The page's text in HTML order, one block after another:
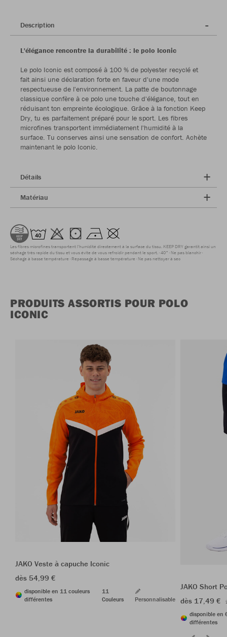
Description
L'élégance rencontre la durabilité : le polo Iconic
Le polo Iconic est composé à 100 % de polyester recyclé et
fait ainsi une déclaration forte en faveur d'une mode
respectueuse de l'environnement. La patte de boutonnage
classique confère à ce polo une touche d'élégance, tout en
réduisant ton empreinte écologique. Grâce à la fonction Keep
Dry, tu es parfaitement préparé pour le sport. Les fibres
microfines transportent immédiatement l'humidité à la
surface. Tu conserves ainsi une sensation de confort. Achète
maintenant le polo Iconic.
Détails
Matériau
Les fibres microfines transportent l'humidité directement à la surface du tissu. KEEP DRY garantit ainsi un
séchage très rapide du tissu et vous évite de vous refroidir pendant le sport. 40° Ne pas blanchir
Séchage à basse température Repassage à basse température Ne pas nettoyer à sec
PRODUITS ASSORTIS POUR POLO
ICONIC
JAKO Veste à capuche Iconic
dès 54,99 €
disponible en 11 couleurs
différentes
11
Couleurs
Personnalisable
JAKO Short
dès 17,49 €
disponible en
différentes